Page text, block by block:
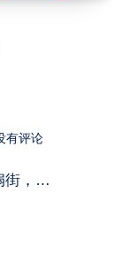
有评论
，…